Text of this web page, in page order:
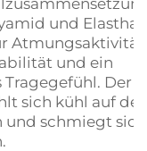
und Elasthan
Atmungsaktivität,
und ein
Tragegefühl. Der
sich kühl auf der
und schmiegt sich